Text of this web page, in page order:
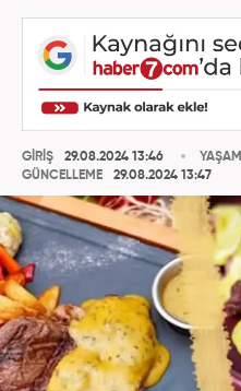
GİRİŞ
29.08.2024 13:46
GÜNCELLEME
29.08.2024 13:47
YAŞAM